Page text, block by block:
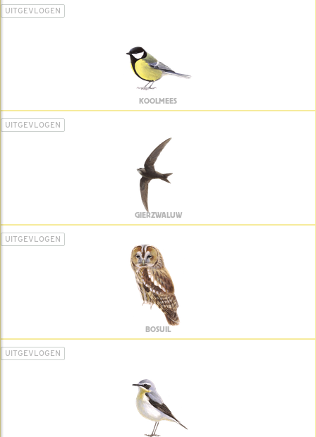
UITGEVLOGEN
KOOLMEES
UITGEVLOGEN
GIERZWALUW
UITGEVLOGEN
BOSUIL
UITGEVLOGEN